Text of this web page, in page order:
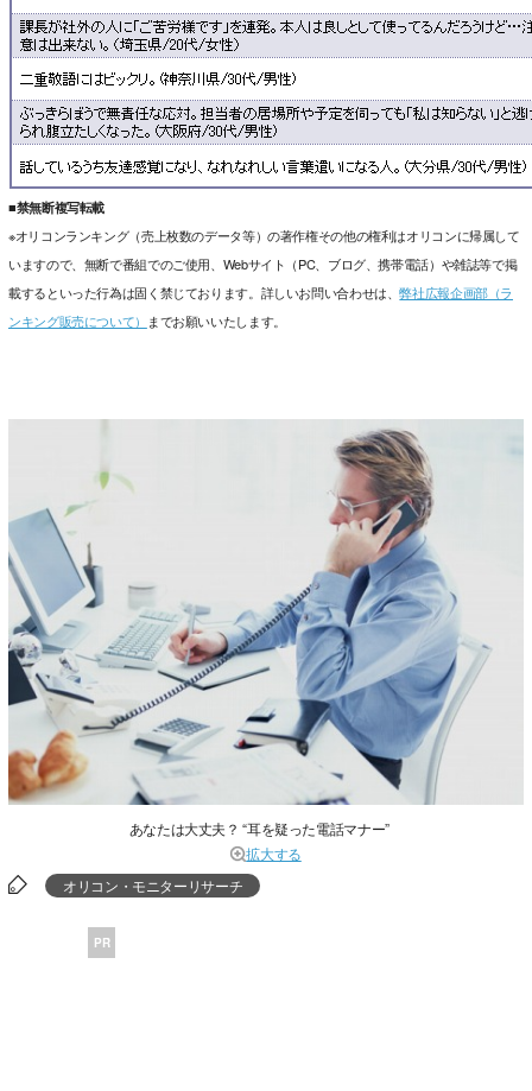
■禁無断複写転載
※オリコンランキング（売上枚数のデータ等）の著作権その他の権利はオリコンに帰属して
いますので、無断で番組でのご使用、Webサイト（PC、ブログ、携帯電話）や雑誌等で掲
載するといった行為は固く禁じております。詳しいお問い合わせは、弊社広報企画部（ラ
ンキング販売について） までお願いいたします。
あなたは大丈夫？ “耳を疑った電話マナー”
拡大する
オリコン・モニターリサーチ
PR